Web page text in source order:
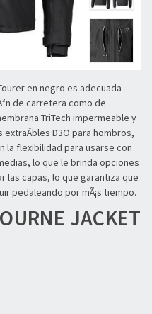
en negro es adecuada
de carretera como de
TriTech impermeable y
D3O para hombros,
la flexibilidad para usarse con
lo que le brinda opciones
las capas, lo que garantiza que
pedaleando por mÃ¡s tiempo.
JACKET